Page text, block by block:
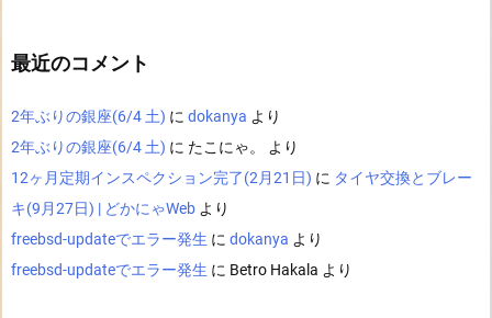
最近のコメント
2年ぶりの銀座(6/4 土) に dokanya より
2年ぶりの銀座(6/4 土) に たこにゃ。
より
12ヶ月定期インスペクション完了(2月21日) に タイヤ交換とブレー
キ(9月27日) | どかにゃWeb より
freebsd-updateでエラー発生 に dokanya より
freebsd-updateでエラー発生 に Betro Hakala より